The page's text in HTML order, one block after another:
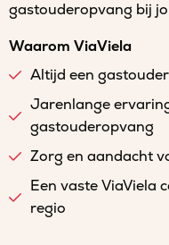
gastouderopvang bij
Waarom ViaViela
Altijd een
Jarenlange
gastouderopvang
Zorg en aandacht
Een vaste ViaViela
regio